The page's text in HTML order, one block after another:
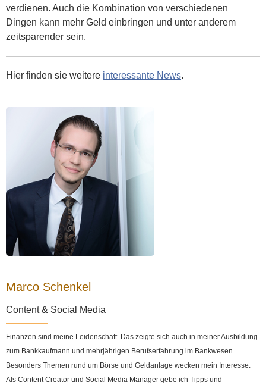
verdienen. Auch die Kombination von verschiedenen
Dingen kann mehr Geld einbringen und unter anderem
zeitsparender sein.
Hier finden sie weitere interessante News.
Marco Schenkel
Content & Social Media
Finanzen sind meine Leidenschaft. Das zeigte sich auch in meiner Ausbildung
zum Bankkaufmann und mehrjährigen Berufserfahrung im Bankwesen.
Besonders Themen rund um Börse und Geldanlage wecken mein Interesse.
Als Content Creator und Social Media Manager gebe ich Tipps und